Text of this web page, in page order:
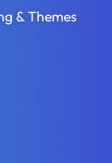
& Themes